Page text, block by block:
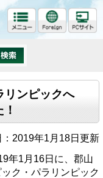
リンピックへ
2019年1月18日更新
年1月16日に、郡山
ク・パラリンピック